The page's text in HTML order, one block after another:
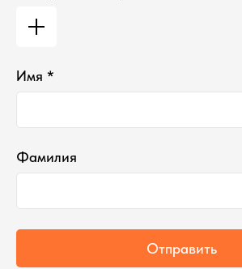
Имя *
Фамилия
Отправить